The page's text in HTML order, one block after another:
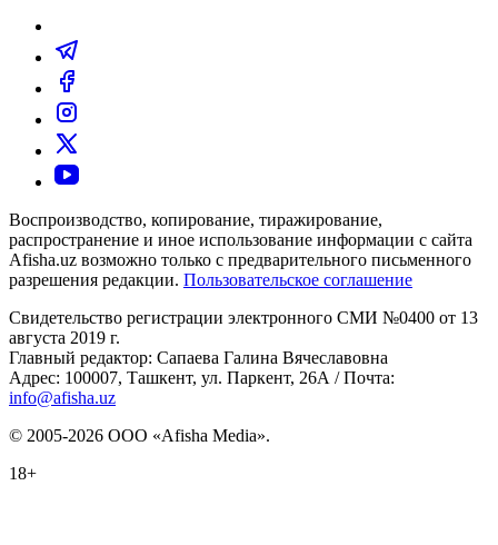
Воспроизводство, копирование, тиражирование,
распространение и иное использование информации с сайта
Afisha.uz возможно только с предварительного письменного
разрешения редакции. Пользовательское соглашение
Свидетельство регистрации электронного СМИ №0400 от 13
августа 2019 г.
Главный редактор: Сапаева Галина Вячеславовна
Адрес: 100007, Ташкент, ул. Паркент, 26А / Почта:
info@afisha.uz
© 2005-2026 ООО «Afisha Media».
18+